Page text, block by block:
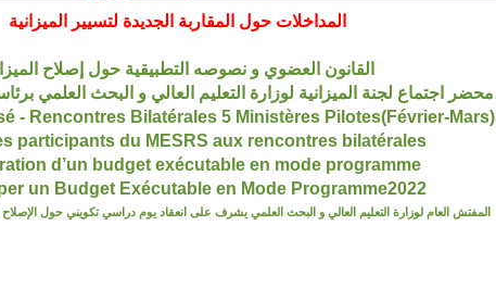
المداخلات حول المقاربة الجديدة لتسيير الميزانية
القانون العضوي و نصوصه التطبيقية حول إصلاح
محضر اجتماع لجنة الميزانية لوزارة التعليم العالي و البحث العلمي
Calendrier proposé - Rencontres Bilatérales 5 Ministères Pilotes(Février-Mars)
participants du MESRS aux rencontres bilatérales
d’un budget exécutable en mode programme
un Budget Exécutable en Mode Programme2022
المفتش العام لوزارة التعليم العالي و البحث العلمي يشرف على انعقاد يوم دراسي تكويني حول الإصلاح